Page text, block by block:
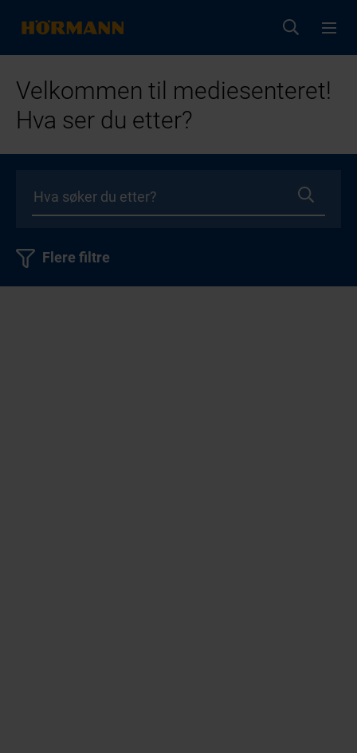
Velkommen til mediesenteret!
Hva ser du etter?
Flere filtre